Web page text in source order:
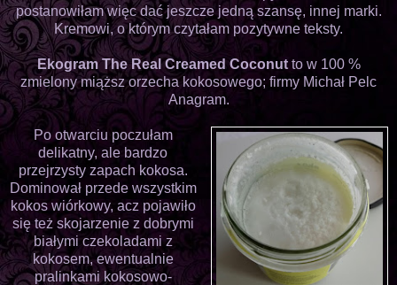
postanowiłam więc dać jeszcze jedną szansę, innej marki.
Kremowi, o którym czytałam pozytywne teksty.
Ekogram The Real Creamed Coconutto w 100 %
zmielony miąższ orzecha kokosowego; firmy Michał Pelc
Anagram.
Po otwarciu poczułam
delikatny, ale bardzo
przejrzysty zapach kokosa.
Dominował przede wszystkim
kokos wiórkowy, acz pojawiło
się też skojarzenie z dobrymi
białymi czekoladami z
kokosem, ewentualnie
pralinkami kokosowo-